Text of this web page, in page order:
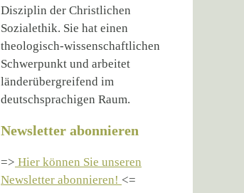
Disziplin der Christlichen
Sozialethik. Sie hat einen
theologisch-wissenschaftlichen
Schwerpunkt und arbeitet
länderübergreifend im
deutschsprachigen Raum.
Newsletter abonnieren
=> Hier können Sie unseren
Newsletter abonnieren! <=